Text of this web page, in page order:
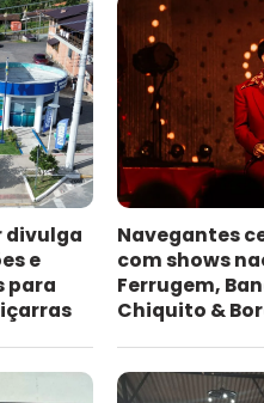
divulga
e
para
Navegantes
com shows
Ferrugem,
Chiquito &